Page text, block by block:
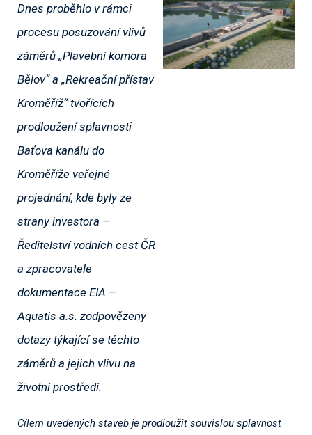
Dnes proběhlo v rámci
procesu posuzování vlivů
záměrů „Plavební komora
Bělov“ a „Rekreační přístav
Kroměříž“ tvořících
prodloužení splavnosti
Baťova kanálu do
Kroměříže veřejné
projednání, kde byly ze
strany investora –
Ředitelství vodních cest ČR
a zpracovatele
dokumentace EIA –
Aquatis a.s. zodpovězeny
dotazy týkající se těchto
záměrů a jejich vlivu na
životní prostředí.
Cílem uvedených staveb je prodloužit souvislou splavnost